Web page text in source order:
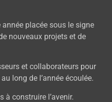
placée sous le signe
nouveaux projets et de
et collaborateurs pour
long de l’année écoulée.
à construire l’avenir.